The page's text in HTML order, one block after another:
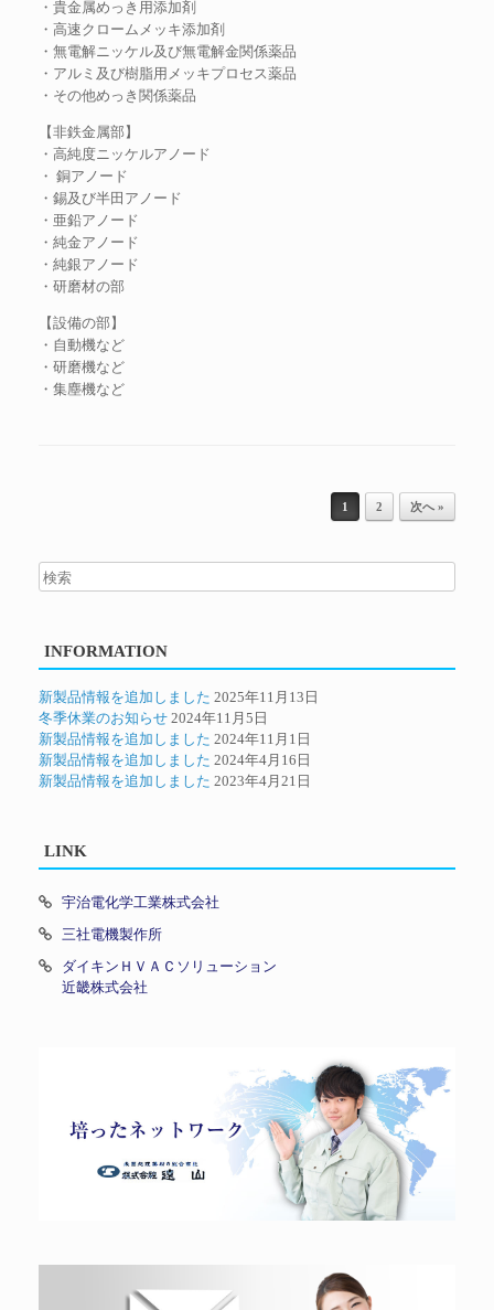
・貴金属めっき用添加剤
・高速クロームメッキ添加剤
・無電解ニッケル及び無電解金関係薬品
・アルミ及び樹脂用メッキプロセス薬品
・その他めっき関係薬品
【非鉄金属部】
・高純度ニッケルアノード
・ 銅アノード
・錫及び半田アノード
・亜鉛アノード
・純金アノード
・純銀アノード
・研磨材の部
【設備の部】
・自動機など
・研磨機など
・集塵機など
1 2 次へ »
INFORMATION
新製品情報を追加しました 2025年11月13日
冬季休業のお知らせ 2024年11月5日
新製品情報を追加しました 2024年11月1日
新製品情報を追加しました 2024年4月16日
新製品情報を追加しました 2023年4月21日
LINK
宇治電化学工業株式会社
三社電機製作所
ダイキンＨＶＡＣソリューション
近畿株式会社